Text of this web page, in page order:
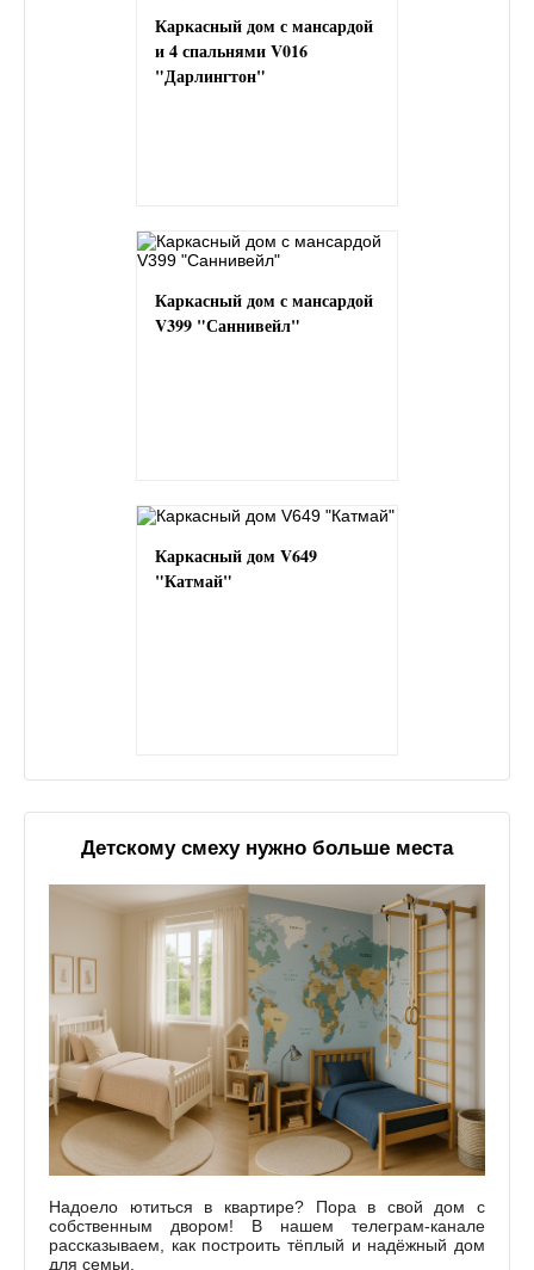
Каркасный дом с мансардой
и 4 спальнями V016
"Дарлингтон"
Каркасный дом с мансардой
V399 "Саннивейл"
Каркасный дом V649
"Катмай"
Детскому смеху нужно больше места
Надоело ютиться в квартире? Пора в свой дом с
собственным двором! В нашем телеграм-канале
рассказываем, как построить тёплый и надёжный дом
для семьи.